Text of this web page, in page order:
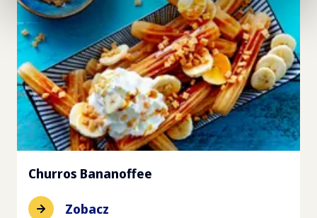
Churros Bananoffee
Zobacz